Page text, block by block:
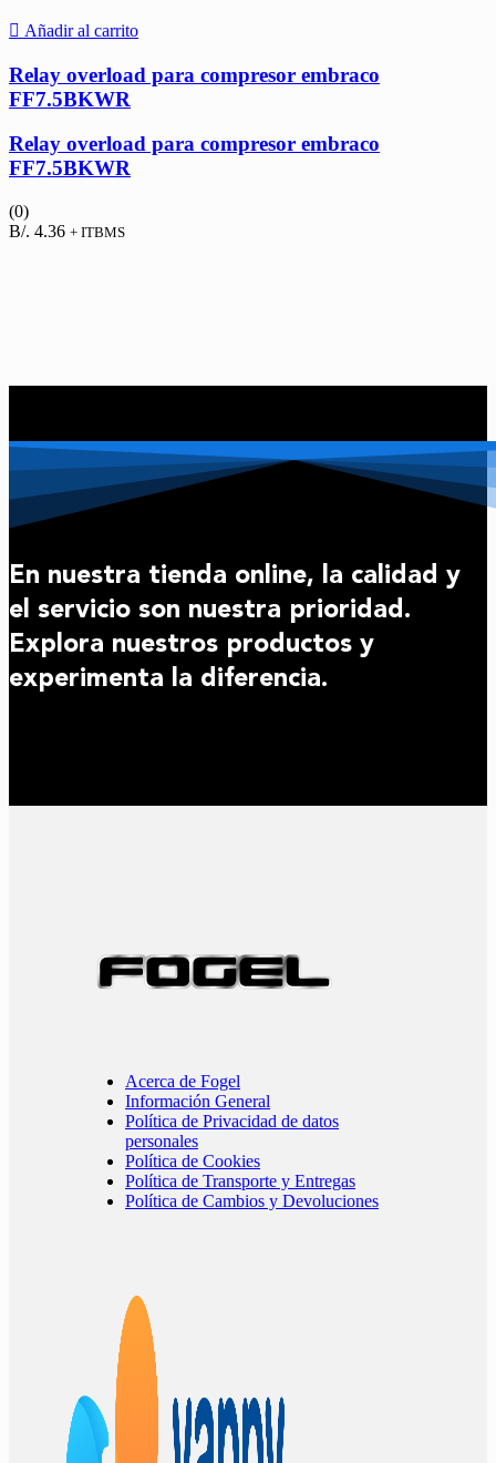
Añadir al carrito
Relay overload para compresor embraco
FF7.5BKWR
Relay overload para compresor embraco
FF7.5BKWR
(0)
B/. 4.36 + ITBMS
En nuestra tienda online, la calidad y
el servicio son nuestra prioridad.
Explora nuestros productos y
experimenta la diferencia.
Acerca de Fogel
Información General
Política de Privacidad de datos
personales
Política de Cookies
Política de Transporte y Entregas
Política de Cambios y Devoluciones